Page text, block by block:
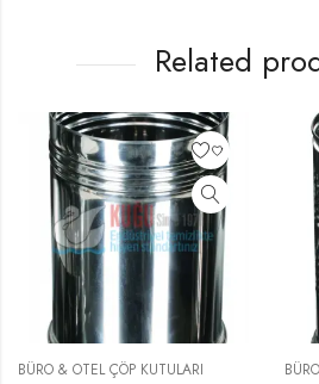
Related
BÜRO & OTEL ÇÖP KUTULARI